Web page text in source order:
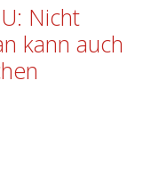
Nicht
kann auch